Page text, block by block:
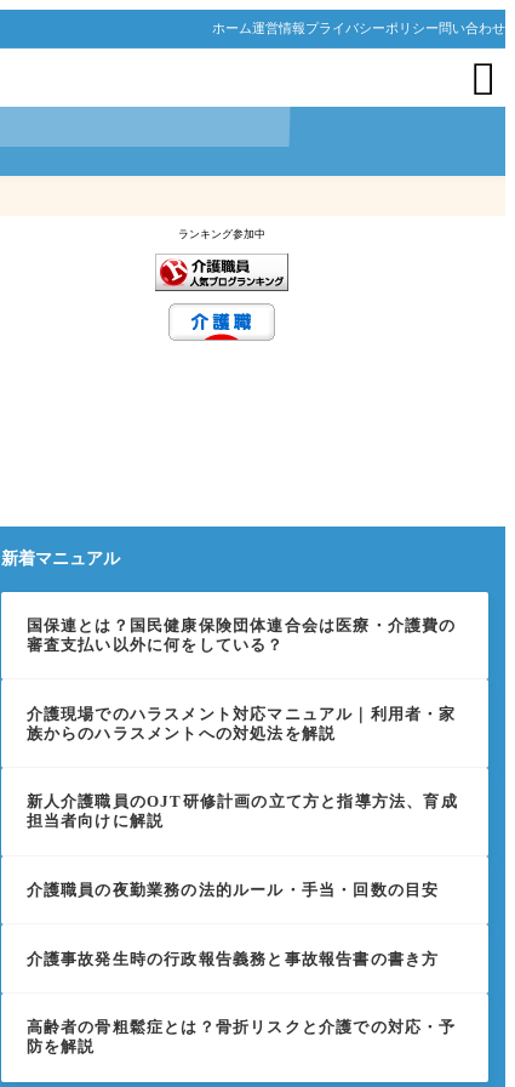
ホーム運営情報プライバシーポリシー問い合わせ

ランキング参加中
新着マニュアル
国保連とは？国民健康保険団体連合会は医療・介護費の
審査支払い以外に何をしている？
介護現場でのハラスメント対応マニュアル｜利用者・家
族からのハラスメントへの対処法を解説
新人介護職員のOJT研修計画の立て方と指導方法、育成
担当者向けに解説
介護職員の夜勤業務の法的ルール・手当・回数の目安
介護事故発生時の行政報告義務と事故報告書の書き方
高齢者の骨粗鬆症とは？骨折リスクと介護での対応・予
防を解説